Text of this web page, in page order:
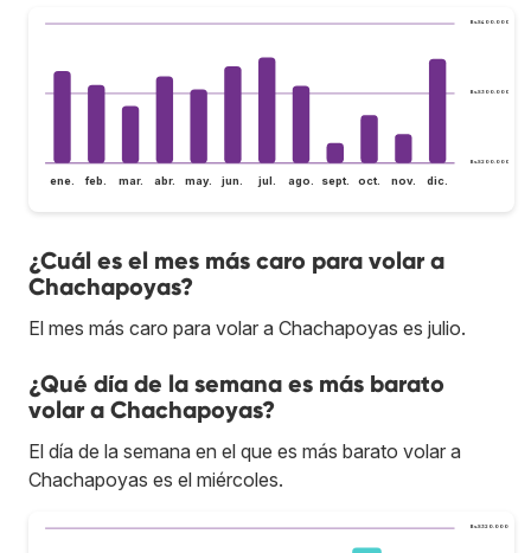
Bs.S200.000
Bs.S300.000
Bs.S400.000
ene. feb. mar. abr. may. jun. jul. ago. sept. oct. nov. dic.
¿Cuál es el mes más caro para volar a
Chachapoyas?
El mes más caro para volar a Chachapoyas es julio.
¿Qué día de la semana es más barato
volar a Chachapoyas?
El día de la semana en el que es más barato volar a
Chachapoyas es el miércoles.
Bs.S320.000